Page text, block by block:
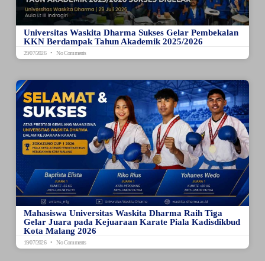
Universitas Waskita Dharma Sukses Gelar Pembekalan
KKN Berdampak Tahun Akademik 2025/2026
29/07/2026 No Comments
Mahasiswa Universitas Waskita Dharma Raih Tiga
Gelar Juara pada Kejuaraan Karate Piala Kadisdikbud
Kota Malang 2026
19/07/2026 No Comments